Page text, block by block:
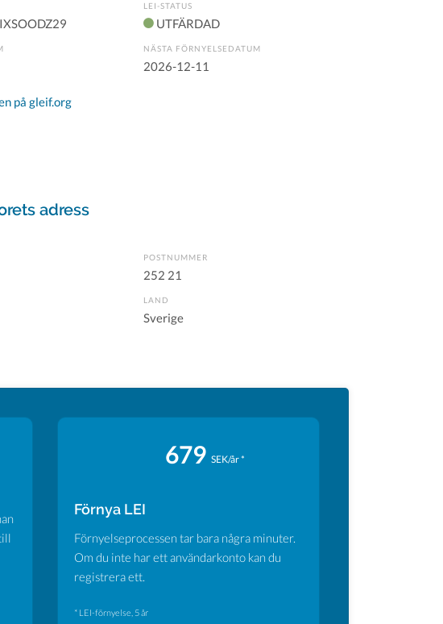
LEI-STATUS
UTFÄRDAD
NÄSTA FÖRNYELSEDATUM
2026-12-11
på gleif.org
adress
POSTNUMMER
252 21
LAND
Sverige
679 SEK/år *
Förnya LEI
Förnyelseprocessen tar bara några minuter.
Om du inte har ett användarkonto kan du
registrera ett.
* LEI-förnyelse, 5 år